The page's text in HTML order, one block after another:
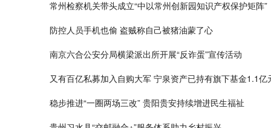
常州检察机关带头成立“中以常州创新园知识产权保护矩阵”
防控人员手机也偷 盗贼称自己被猪油蒙了心
南京六合公安分局横梁派出所开展“反诈蛋”宣传活动
又有百亿私募加入自购大军 宁泉资产已持有旗下基金1.1亿
稳步推进“一圈两场三改” 贵阳贵安持续增进民生福祉